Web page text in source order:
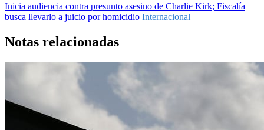
Inicia audiencia contra presunto asesino de Charlie Kirk; Fiscalía
busca llevarlo a juicio por homicidio Internacional
Notas relacionadas